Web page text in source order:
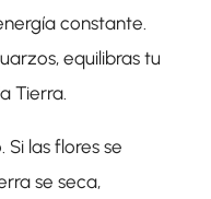
constante.
equilibras tu
Tierra.
Si las flores se
se seca,